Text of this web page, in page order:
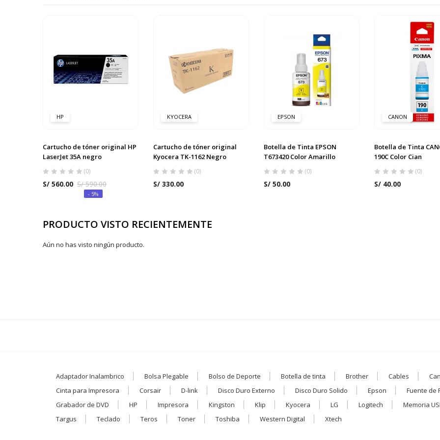
HP
Cartucho de tóner original HP
LaserJet 35A negro
(0)
S/ 560.00 S/590.00
- 5%
KYOCERA
Cartucho de tóner original
Kyocera TK-1162 Negro
(0)
S/ 330.00
EPSON
Botella de Tinta EPSON
T673420 Color Amarillo
(0)
S/ 50.00
CANON
Botella de Tinta
190C Color Cian
(0)
S/ 40.00
PRODUCTO VISTO RECIENTEMENTE
Aún no has visto ningún producto.
Adaptador Inalambrico Bolsa Plegable Bolso de Deporte Botella de tinta Brother Cables
Cinta para Impresora
Corsair D-link Disco Duro Externo Disco Duro Solido Epson Fuente de
Grabador de DVD
HP Impresora Kingston Klip Kyocera LG Logitech Memoria
Targus
Teclado Teros Toner Toshiba Western Digital Xtech